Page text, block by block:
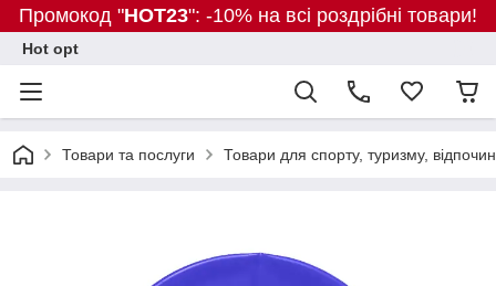
Промокод "HOT23": -10% на всі роздрібні товари!
Hot opt
Товари та послуги Товари для спорту, туризму,